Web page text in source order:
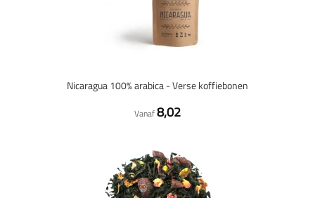
Nicaragua 100% arabica - Verse koffiebonen
Vanaf8,02